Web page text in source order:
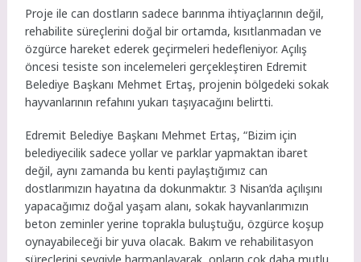
Proje ile can dostların sadece barınma ihtiyaçlarının değil,
rehabilite süreçlerini doğal bir ortamda, kısıtlanmadan ve
özgürce hareket ederek geçirmeleri hedefleniyor. Açılış
öncesi tesiste son incelemeleri gerçekleştiren Edremit
Belediye Başkanı Mehmet Ertaş, projenin bölgedeki sokak
hayvanlarının refahını yukarı taşıyacağını belirtti.
Edremit Belediye Başkanı Mehmet Ertaş, “Bizim için
belediyecilik sadece yollar ve parklar yapmaktan ibaret
değil, aynı zamanda bu kenti paylaştığımız can
dostlarımızın hayatına da dokunmaktır. 3 Nisan’da açılışını
yapacağımız doğal yaşam alanı, sokak hayvanlarımızın
beton zeminler yerine toprakla buluştuğu, özgürce koşup
oynayabileceği bir yuva olacak. Bakım ve rehabilitasyon